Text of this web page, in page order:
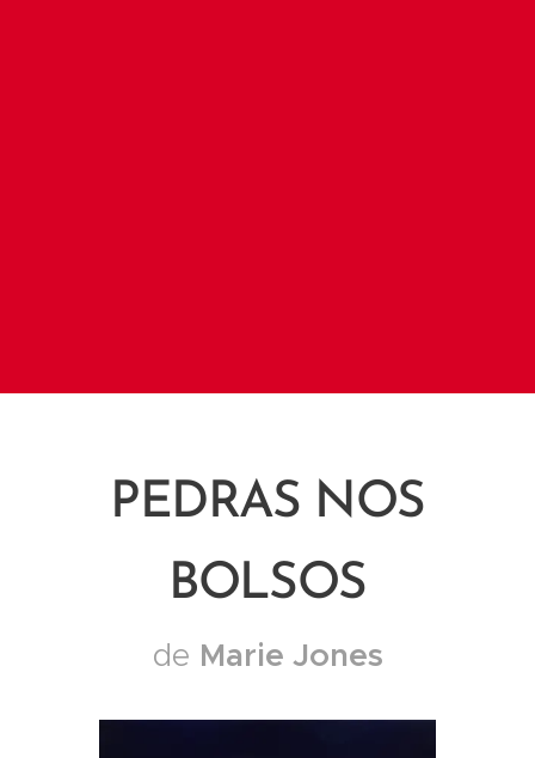
PEDRAS NOS
BOLSOS
de Marie Jones